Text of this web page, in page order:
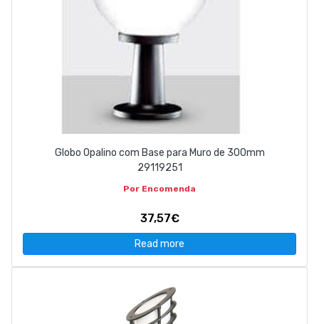
Globo Opalino com Base para Muro de 300mm
29119251
Por Encomenda
37,57€
Read more